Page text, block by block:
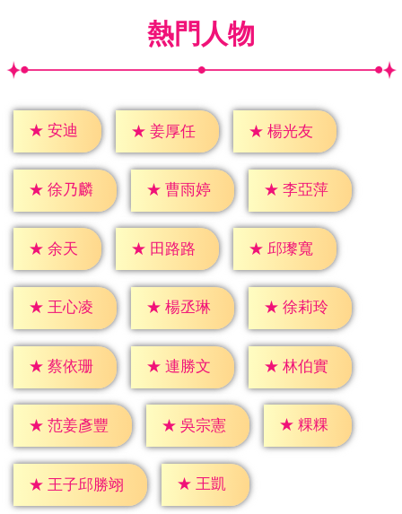
熱門人物
★ 安迪 ★ 姜厚任 ★ 楊光友
★ 徐乃麟 ★ 曹雨婷 ★ 李亞萍
★ 余天 ★ 田路路 ★ 邱瓈寬
★ 王心凌 ★ 楊丞琳 ★ 徐莉玲
★ 蔡依珊 ★ 連勝文 ★ 林伯實
★ 范姜彥豐 ★ 吳宗憲 ★ 粿粿
★ 王子邱勝翊 ★ 王凱